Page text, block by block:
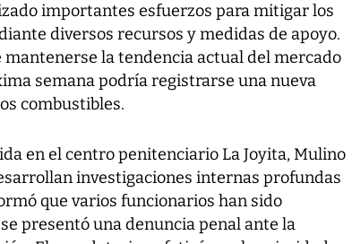
importantes esfuerzos para mitigar los
diversos recursos y medidas de apoyo.
mantenerse la tendencia actual del mercado
semana podría registrarse una nueva
combustibles.
en el centro penitenciario La Joyita, Mulino
investigaciones internas profundas
que varios funcionarios han sido
presentó una denuncia penal ante la